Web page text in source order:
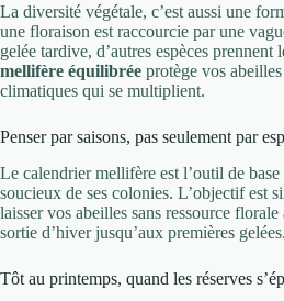
La diversité végétale, c’est aussi une
une floraison est raccourcie par une
gelée tardive, d’autres espèces prennent
mellifère équilibrée protège vos
climatiques qui se multiplient.
Penser par saisons, pas seulement par
Le calendrier mellifère est l’outil de
soucieux de ses colonies. L’objectif est
laisser vos abeilles sans ressource florale
sortie d’hiver jusqu’aux premières gelées.
Tôt au printemps, quand les réserves